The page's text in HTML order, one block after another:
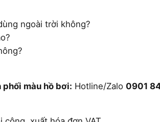
ngoài trời không?
phối màu hồ bơi: Hotline/Zalo 0901